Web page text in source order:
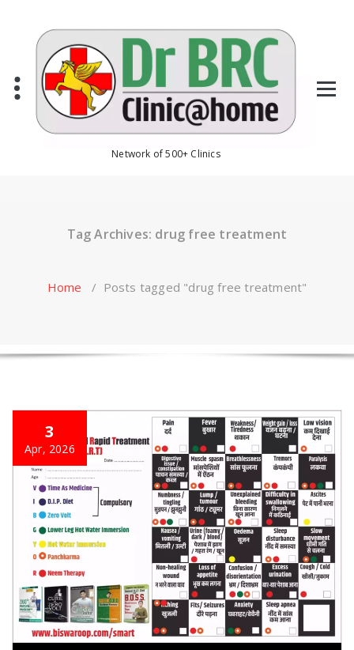
content
Network of 500+ Clinics
Tag Archives: drug free treatment
Home / Posts tagged "drug free treatment"
3
Apr, 2026